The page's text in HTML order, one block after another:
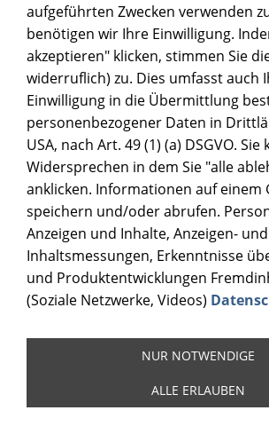
aufgeführten Zwecken verwenden
benötigen wir Ihre Einwilligung.
akzeptieren" klicken, stimmen Sie
widerruflich) zu. Dies umfasst auch
Einwilligung in die Übermittlung
personenbezogener Daten in
USA, nach Art. 49 (1) (a) DSGVO.
Widersprechen in dem Sie "alle
anklicken. Informationen auf einem
speichern und/oder abrufen.
Anzeigen und Inhalte, Anzeigen- und
Inhaltsmessungen, Erkenntnisse
und Produktentwicklungen
(Soziale Netzwerke, Videos)
NUR NOTWENDIGE
ALLE ERLAUBEN